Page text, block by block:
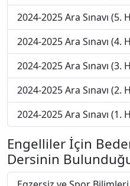
2024-2025 Ara Sınavı (5.
2024-2025 Ara Sınavı (4.
2024-2025 Ara Sınavı (3.
2024-2025 Ara Sınavı (2.
2024-2025 Ara Sınavı (1.
Engelliler İçin
Dersinin